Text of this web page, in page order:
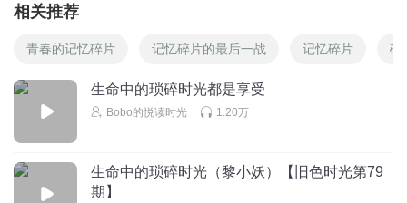
相关推荐
青春的记忆碎片 记忆碎片的最后一战 记忆碎片 碎
生命中的琐碎时光都是享受
Bobo的悦读时光 1.20万
生命中的琐碎时光（黎小妖）【旧色时光第79
期】